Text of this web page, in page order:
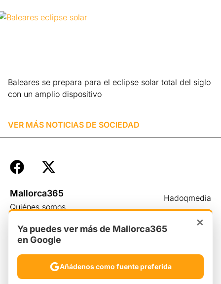
Baleares se prepara para el eclipse solar total del siglo
con un amplio dispositivo
VER MÁS NOTICIAS DE SOCIEDAD
Hadoqmedia
Mallorca365
Quiénes somos
Ciudades365
Newsletter
Contacto
×
Ya puedes ver más de Mallorca365
en Google
Añádenos como fuente preferida